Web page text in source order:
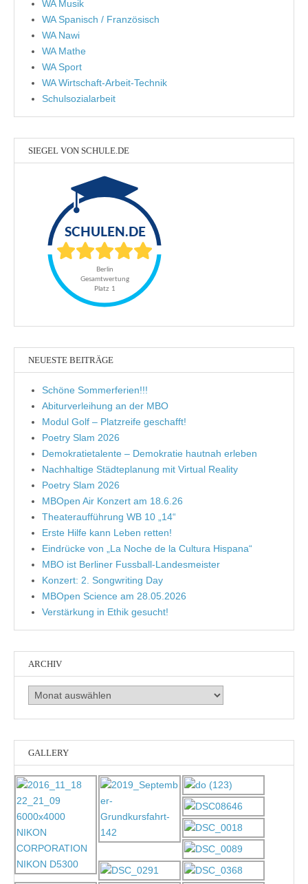
WA Musik
WA Spanisch / Französisch
WA Nawi
WA Mathe
WA Sport
WA Wirtschaft-Arbeit-Technik
Schulsozialarbeit
SIEGEL VON SCHULE.DE
NEUESTE BEITRÄGE
Schöne Sommerferien!!!
Abiturverleihung an der MBO
Modul Golf – Platzreife geschafft!
Poetry Slam 2026
Demokratietalente – Demokratie hautnah erleben
Nachhaltige Städteplanung mit Virtual Reality
Poetry Slam 2026
MBOpen Air Konzert am 18.6.26
Theateraufführung WB 10 „14“
Erste Hilfe kann Leben retten!
Eindrücke von „La Noche de la Cultura Hispana“
MBO ist Berliner Fussball-Landesmeister
Konzert: 2. Songwriting Day
MBOpen Science am 28.05.2026
Verstärkung in Ethik gesucht!
ARCHIV
Archiv
GALLERY